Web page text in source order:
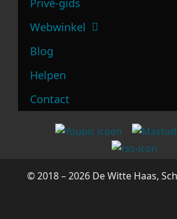
Webwinkel
Blog
Helpen
Contact
© 2018 – 2026 De Witte Haas,